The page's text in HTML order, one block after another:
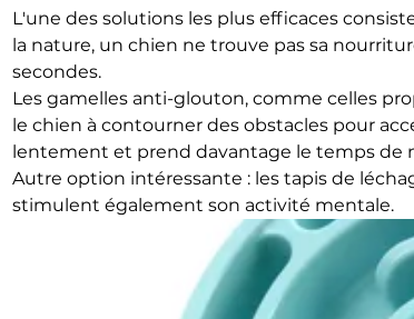
L'une des solutions les plus efficaces
la nature, un chien ne trouve pas sa
secondes.
Les gamelles anti-glouton, comme celles
le chien à contourner des obstacles pour
lentement et prend davantage le temps de
Autre option intéressante : les tapis de
stimulent également son activité mentale.